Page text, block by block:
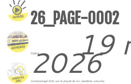
26_PAGE-0002
Publié 19
2026
Communiqué DAL sur le projet de loi Jeanbrun-Lecornu.